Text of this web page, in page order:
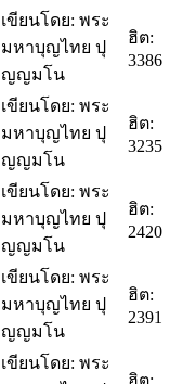
เขียนโดย: พระ
มหาบุญไทย ปุ
ญญมโน
ฮิต:
3386
เขียนโดย: พระ
มหาบุญไทย ปุ
ญญมโน
ฮิต:
3235
เขียนโดย: พระ
มหาบุญไทย ปุ
ญญมโน
ฮิต:
2420
เขียนโดย: พระ
มหาบุญไทย ปุ
ญญมโน
ฮิต:
2391
เขียนโดย: พระ